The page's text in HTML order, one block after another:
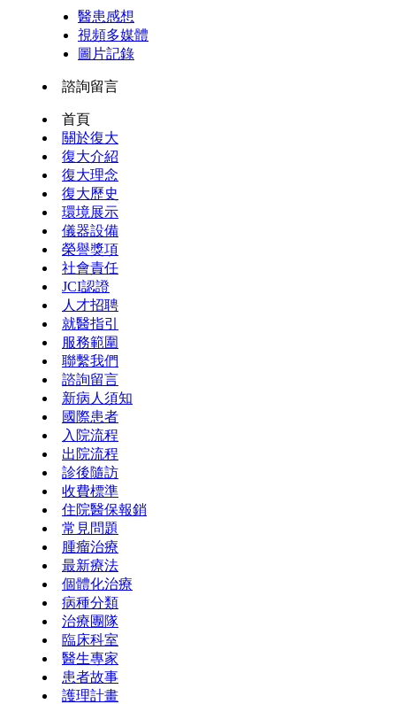
醫患感想
視頻多媒體
圖片記錄
諮詢留言
首頁
關於復大
復大介紹
復大理念
復大歷史
環境展示
儀器設備
榮譽獎項
社會責任
JCI認證
人才招聘
就醫指引
服務範圍
聯繫我們
諮詢留言
新病人須知
國際患者
入院流程
出院流程
診後隨訪
收費標準
住院醫保報銷
常見問題
腫瘤治療
最新療法
個體化治療
病種分類
治療團隊
臨床科室
醫生專家
患者故事
護理計畫